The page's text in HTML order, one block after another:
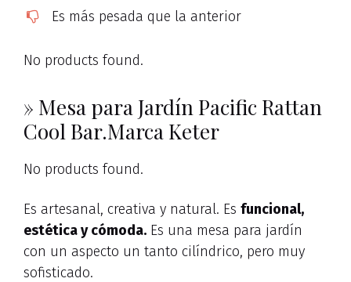
Es más pesada que la anterior
No products found.
» Mesa para Jardín Pacific Rattan
Cool Bar.Marca Keter
No products found.
Es artesanal, creativa y natural. Es funcional,
estética y cómoda. Es una mesa para jardín
con un aspecto un tanto cilíndrico, pero muy
sofisticado.